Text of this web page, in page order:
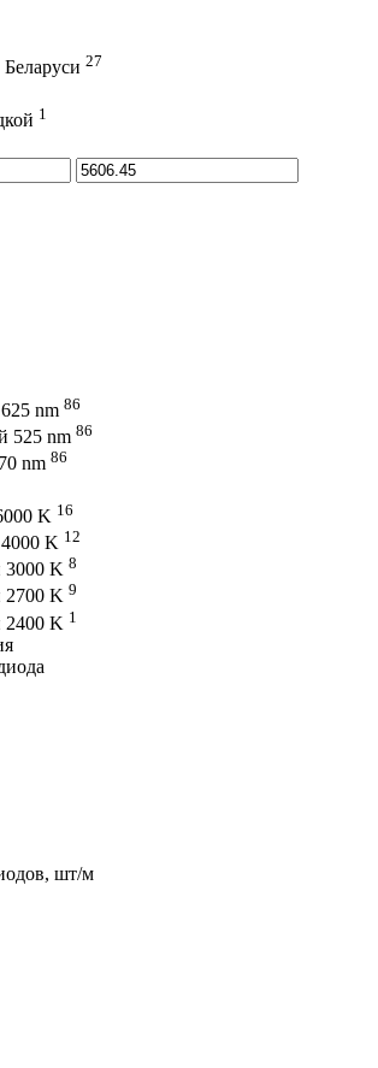
27
1
nm 86
525 nm 86
nm 86
K 16
K 12
3000 K 8
2700 K 9
2400 K 1
шт/м